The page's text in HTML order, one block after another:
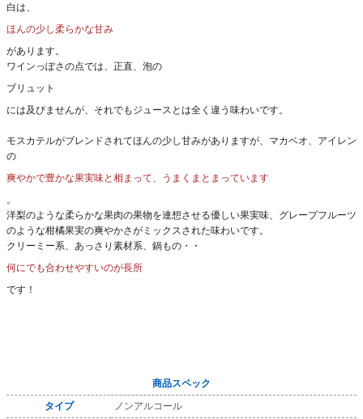
白は、
ほんの少し柔らかな甘み
があります。
ワインっぽさの点では、正直、泡の
ブリュット
には及びませんが、それでもジュースとは全く違う味わいです。
モスカテルがブレンドされてほんの少し甘みがありますが、マカベオ、アイレン
の
爽やかで豊かな果実味と相まって、うまくまとまっています
。
洋梨のような柔らかな果肉の果物を連想させる優しい果実味、グレープフルーツ
のような柑橘果実の爽やかさがミックスされた味わいです。
クリーミー系、あっさり素材系、鍋もの・・
何にでも合わせやすいのが長所
です！
商品スペック
タイプ
ノンアルコール